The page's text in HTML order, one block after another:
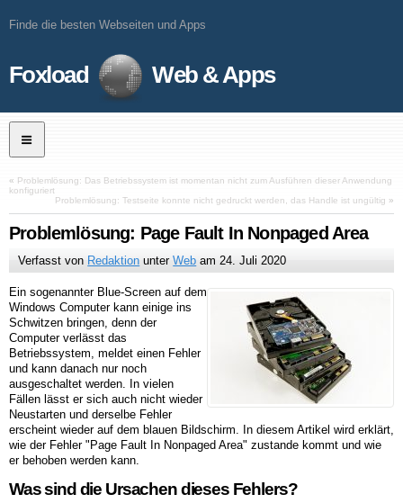
Finde die besten Webseiten und Apps
Foxload Web & Apps
« Problemlösung: Das Betriebssystem ist momentan nicht zum Ausführen dieser Anwendung
konfiguriert
Problemlösung: Testseite konnte nicht gedruckt werden, das Handle ist ungültig »
Problemlösung: Page Fault In Nonpaged Area
Verfasst von Redaktion unterWeb am24. Juli 2020
Ein sogenannter Blue-Screen auf dem
Windows Computer kann einige ins
Schwitzen bringen, denn der
Computer verlässt das
Betriebssystem, meldet einen Fehler
und kann danach nur noch
ausgeschaltet werden. In vielen
Fällen lässt er sich auch nicht wieder
Neustarten und derselbe Fehler
erscheint wieder auf dem blauen Bildschirm. In diesem Artikel wird erklärt,
wie der Fehler "Page Fault In Nonpaged Area" zustande kommt und wie
er behoben werden kann.
Was sind die Ursachen dieses Fehlers?